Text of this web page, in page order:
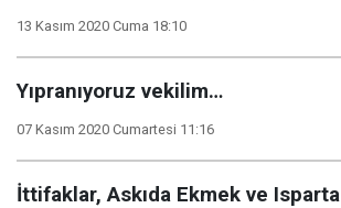
13 Kasım 2020 Cuma 18:10
Yıpranıyoruz vekilim…
07 Kasım 2020 Cumartesi 11:16
İttifaklar, Askıda Ekmek ve Isparta